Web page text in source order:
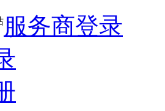
服务商登录